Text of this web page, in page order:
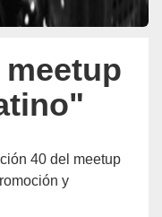
40 del meetup
y